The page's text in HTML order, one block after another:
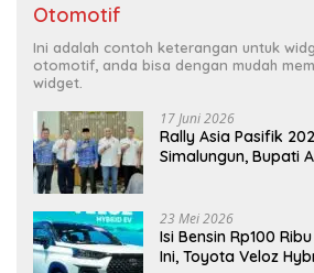
Otomotif
Ini adalah contoh keterangan untuk
otomotif, anda bisa dengan mudah
widget.
17 Juni 2026
Rally Asia Pasifik
Simalungun, Bupati
23 Mei 2026
Isi Bensin Rp100
Ini, Toyota Veloz